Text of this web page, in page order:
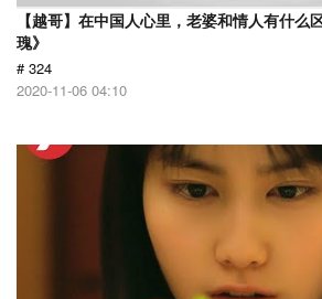
【越哥】在中国人心里，老婆和情人有什么
瑰》
# 324
2020-11-06 04:10